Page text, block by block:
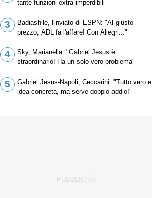
tante funzioni extra imperdibili
3
Badiashile, l'inviato di ESPN: "Al giusto
prezzo, ADL fa l'affare! Con Allegri..."
4
Sky, Marianella: "Gabriel Jesus è
straordinario! Ha un solo vero problema"
5
Gabriel Jesus-Napoli, Ceccarini: "Tutto vero e
idea concreta, ma serve doppio addio!"